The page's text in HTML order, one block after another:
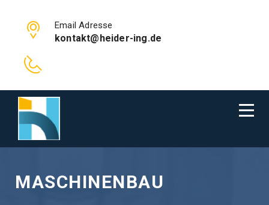
Email Adresse
kontakt@heider-ing.de
MASCHINENBAU